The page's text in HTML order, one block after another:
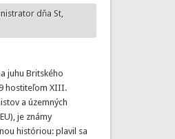
dňa St,
juhu Britského
hostiteľom XIII.
a územných
je známy
históriou: plavil sa